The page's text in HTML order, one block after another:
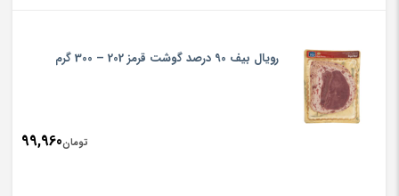
رویال بیف 90 درصد گوشت قرمز 202 – 300 گرم
تومان99,960